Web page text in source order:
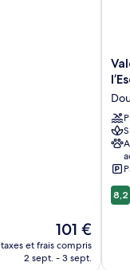
Balcon
Le
nouveau
prix
101 €
taxes et frais compris
2 sept. - 3 sept.
Spa
-
8.2
sur
8,2